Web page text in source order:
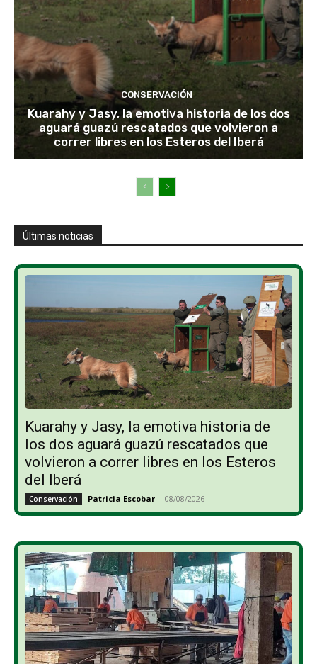
CONSERVACIÓN
Kuarahy y Jasy, la emotiva historia de los dos
aguará guazú rescatados que volvieron a
correr libres en los Esteros del Iberá
Últimas noticias
Kuarahy y Jasy, la emotiva historia de
los dos aguará guazú rescatados que
volvieron a correr libres en los Esteros
del Iberá
Conservación Patricia Escobar - 08/08/2026